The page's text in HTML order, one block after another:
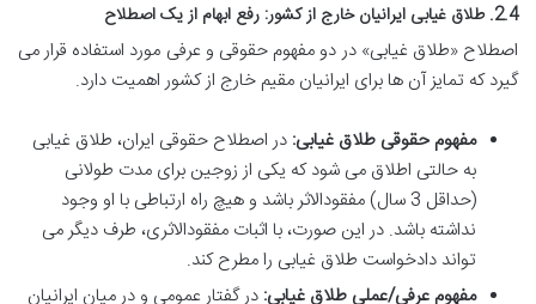
2.4. طلاق غیابی ایرانیان خارج از کشور: رفع ابهام از یک اصطلاح
اصطلاح «طلاق غیابی» در دو مفهوم حقوقی و عرفی مورد استفاده قرار می
گیرد که تمایز آن ها برای ایرانیان مقیم خارج از کشور اهمیت دارد.
مفهوم حقوقی طلاق غیابی: در اصطلاح حقوقی ایران، طلاق غیابی
به حالتی اطلاق می شود که یکی از زوجین برای مدت طولانی
(حداقل 3 سال) مفقودالاثر باشد و هیچ راه ارتباطی با او وجود
نداشته باشد. در این صورت، با اثبات مفقودالاثری، طرف دیگر می
تواند دادخواست طلاق غیابی را مطرح کند.
مفهوم عرفی/عملی طلاق غیابی: در گفتار عمومی و در میان ایرانیان